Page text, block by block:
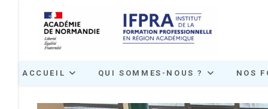
ACCUEIL QUI SOMMES-NOUS ? NOS